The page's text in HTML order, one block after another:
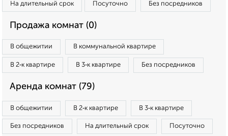
На длительный срок Посуточно Без посредников
Продажа комнат (0)
В общежитии В коммунальной квартире
В 2‑к квартире В 3‑к квартире Без посредников
Аренда комнат (79)
В общежитии В 2‑к квартире В 3‑к квартире
Без посредников На длительный срок Посуточно